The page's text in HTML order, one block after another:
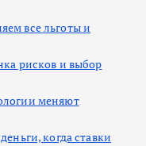
все льготы и
рисков и выбор
меняют
когда ставки